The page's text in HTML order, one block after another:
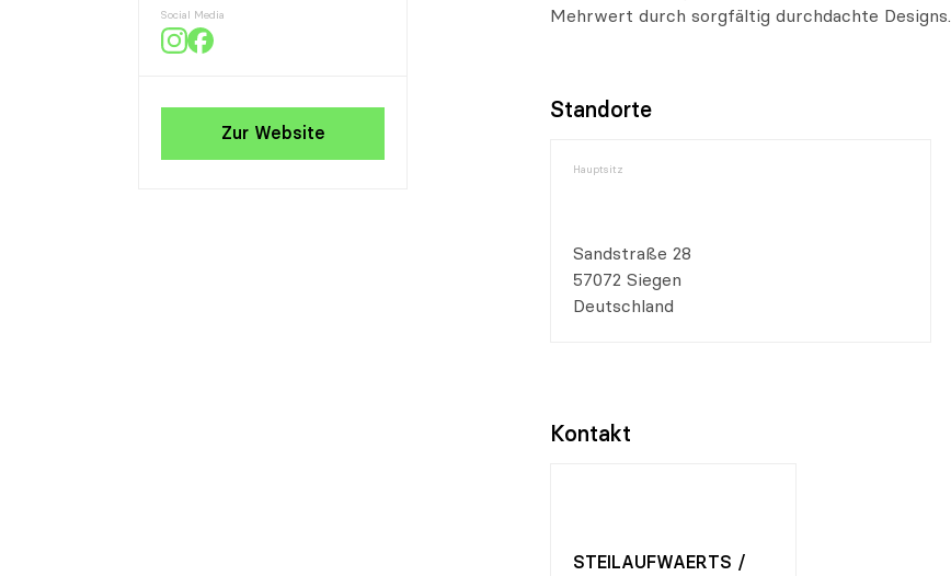
Social Media
Zur Website
Mehrwert durch sorgfältig durchdachte Designs.
Standorte
Hauptsitz
Sandstraße 28
57072 Siegen
Deutschland
Kontakt
STEILAUFWAERTS /